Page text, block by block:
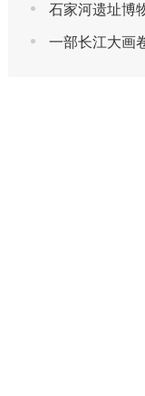
石家河遗址博
一部长江大画卷，半部中